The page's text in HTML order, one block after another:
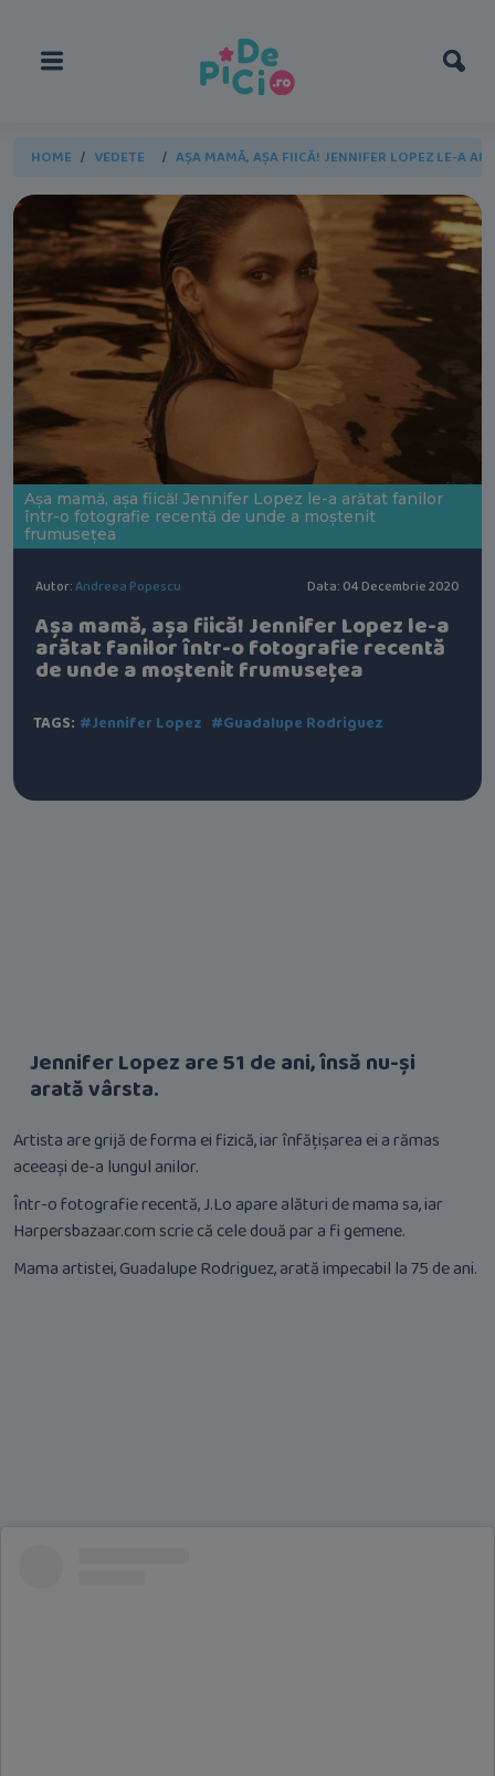
HOME VEDETE AȘA MAMĂ, AȘA FIICĂ! JENNIFER LOPEZ LE-A
Așa mamă, așa fiică! Jennifer Lopez le-a arătat fanilor
într-o fotografie recentă de unde a moștenit
frumusețea
Autor:Andreea Popescu Data: 04 Decembrie 2020
Așa mamă, așa fiică! Jennifer Lopez le-a
arătat fanilor într-o fotografie recentă
de unde a moștenit frumusețea
TAGS: #Jennifer Lopez #Guadalupe Rodriguez
Jennifer Lopez are 51 de ani, însă nu-și
arată vârsta.
Artista are grijă de forma ei fizică, iar înfățișarea ei a rămas
aceeași de-a lungul anilor.
Într-o fotografie recentă, J.Lo apare alături de mama sa, iar
Harpersbazaar.com scrie că cele două par a fi gemene.
Mama artistei, Guadalupe Rodriguez, arată impecabil la 75 de ani.